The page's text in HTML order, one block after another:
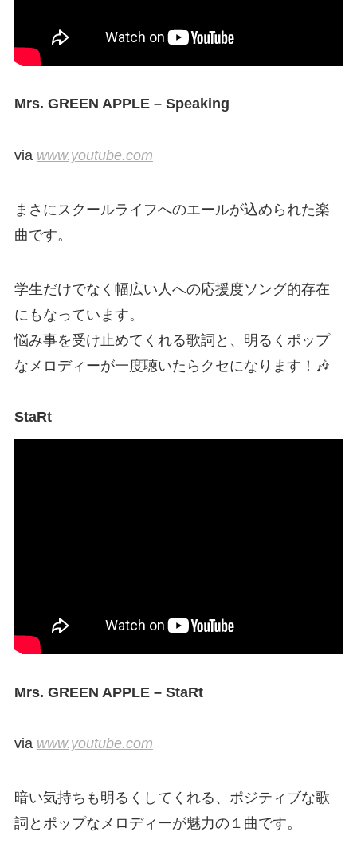
Mrs. GREEN APPLE – Speaking
via www.youtube.com
まさにスクールライフへのエールが込められた楽
曲です。
学生だけでなく幅広い人への応援度ソング的存在
にもなっています。
悩み事を受け止めてくれる歌詞と、明るくポップ
なメロディーが一度聴いたらクセになります！🎶
StaRt
Mrs. GREEN APPLE – StaRt
via www.youtube.com
暗い気持ちも明るくしてくれる、ポジティブな歌
詞とポップなメロディーが魅力の１曲です。